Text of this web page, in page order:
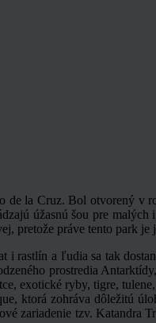
de la Cruz. Bol otvorený v
úžasnú šou pre
pretože práve tento park
rastlín a ľudia sa tak
prostredia
exotické ryby, tigre,
ktorá zohráva dôležitú
zariadenie tzv.